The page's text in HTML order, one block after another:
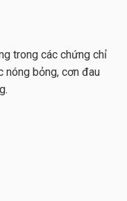
trong các chứng chỉ
nóng bỏng, cơn đau